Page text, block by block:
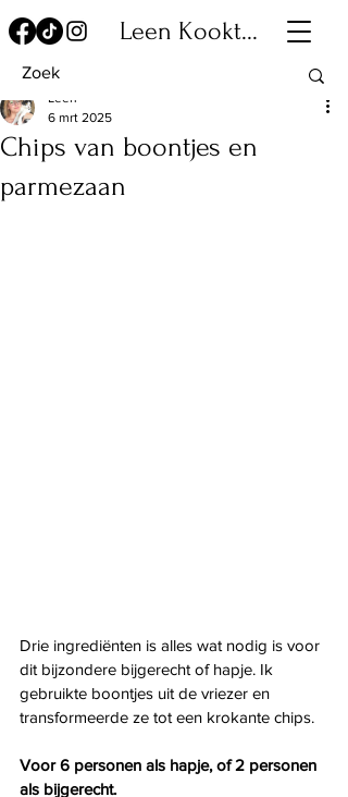
Leen Kookt...
Chips van boontjes en
parmezaan
Leen
6 mrt 2025
Drie ingrediënten is alles wat nodig is voor
dit bijzondere bijgerecht of hapje. Ik
gebruikte boontjes uit de vriezer en
transformeerde ze tot een krokante chips.
Voor 6 personen als hapje, of 2 personen
als bijgerecht.